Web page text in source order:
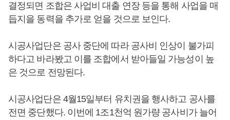
결정되면 조합은 사업비 대출 연장 등을 통해 사업을 매
듭지을 동력을 추가로 얻을 것으로 보인다.
시공사업단은 공사 중단에 따라 공사비 인상이 불가피
하다고 바라봤고 이를 조합에서 받아들일 가능성이 높
은 것으로 전망된다.
시공사업단은 4월15일부터 유치권을 행사하고 공사를
전면 중단했다. 이번에 1조1천억 원가량 공사비가 늘어